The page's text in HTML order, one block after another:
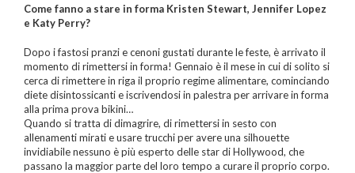
Come fanno a stare in forma Kristen Stewart, Jennifer Lopez
e Katy Perry?
Dopo i fastosi pranzi e cenoni gustati durante le feste, è arrivato il
momento di rimettersi in forma! Gennaio è il mese in cui di solito si
cerca di rimettere in riga il proprio regime alimentare, cominciando
diete disintossicanti e iscrivendosi in palestra per arrivare in forma
alla prima prova bikini…
Quando si tratta di dimagrire, di rimettersi in sesto con
allenamenti mirati e usare trucchi per avere una silhouette
invidiabile nessuno è più esperto delle star di Hollywood, che
passano la maggior parte del loro tempo a curare il proprio corpo.